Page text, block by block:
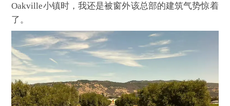
Oakville小镇时，我还是被窗外该总部的建筑气势惊着
了。